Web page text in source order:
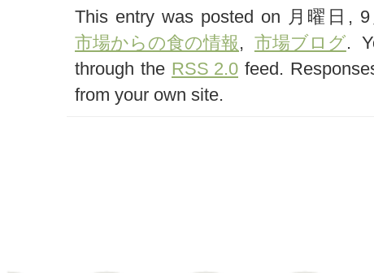
This entry was posted on 月曜日,
市場からの食の情報, 市場ブログ.
through the RSS 2.0 feed.
from your own site.